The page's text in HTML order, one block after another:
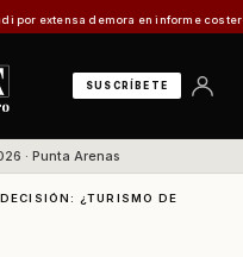
demora en informe costero
SUSCRÍBETE
· Punta Arenas
¿TURISMO DE